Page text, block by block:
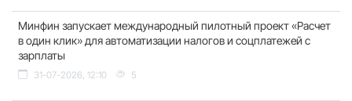
Минфин запускает международный пилотный проект «Расчет
в один клик» для автоматизации налогов и соцплатежей с
зарплаты
31-07-2026, 12:10 5